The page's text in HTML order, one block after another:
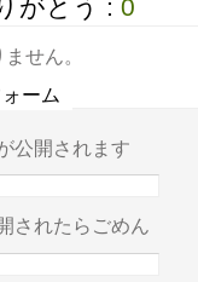
がとう : 0
せん。
ーム
公開されます
されたらごめん